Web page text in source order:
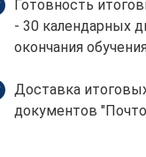
Готовность
- 30 календарных
окончания
Доставка
документов